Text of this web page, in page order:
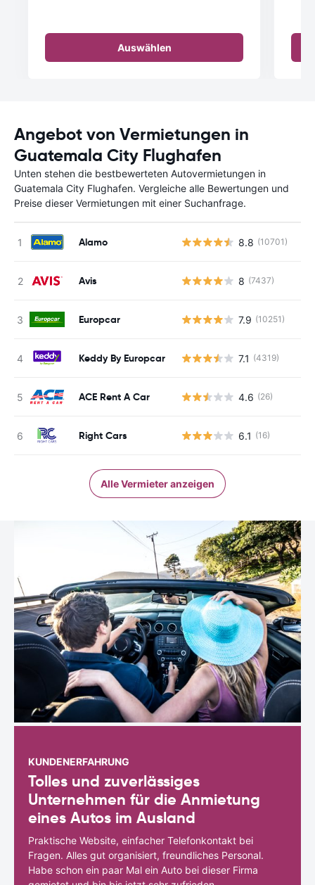
Auswählen
Angebot von Vermietungen in
Guatemala City Flughafen
Unten stehen die bestbewerteten Autovermietungen in
Guatemala City Flughafen. Vergleiche alle Bewertungen und
Preise dieser Vermietungen mit einer Suchanfrage.
Alamo 8.8 (10701)
Avis 8 (7437)
Europcar 7.9 (10251)
Keddy By Europcar 7.1 (4319)
ACE Rent A Car 4.6 (26)
Right Cars 6.1 (16)
Alle Vermieter anzeigen
KUNDENERFAHRUNG
Tolles und zuverlässiges
Unternehmen für die Anmietung
eines Autos im Ausland
Praktische Website, einfacher Telefonkontakt bei
Fragen. Alles gut organisiert, freundliches Personal.
Habe schon ein paar Mal ein Auto bei dieser Firma